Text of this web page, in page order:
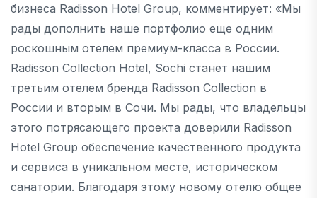
бизнеса Radisson Hotel Group, комментирует: «Мы
рады дополнить наше портфолио еще одним
роскошным отелем премиум-класса в России.
Radisson Collection Hotel, Sochi станет нашим
третьим отелем бренда Radisson Collection в
России и вторым в Сочи. Мы рады, что владельцы
этого потрясающего проекта доверили Radisson
Hotel Group обеспечение качественного продукта
и сервиса в уникальном месте, историческом
санатории. Благодаря этому новому отелю общее